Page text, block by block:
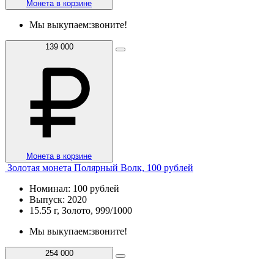
Монета в корзине
Мы выкупаем:звоните!
139 000
Монета в корзине
Золотая монета Полярный Волк, 100 рублей
Номинал: 100 рублей
Выпуск: 2020
15.55 г, Золото, 999/1000
Мы выкупаем:звоните!
254 000